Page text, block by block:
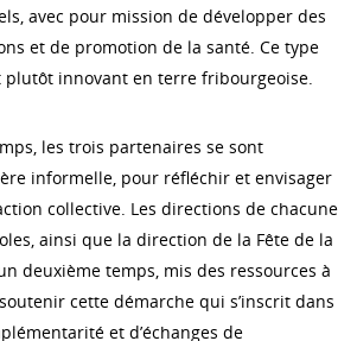
avec pour mission de développer des
et de promotion de la santé. Ce type
plutôt innovant en terre fribourgeoise.
les trois partenaires se sont
informelle, pour réfléchir et envisager
collective. Les directions de chacune
ainsi que la direction de la Fête de la
deuxième temps, mis des ressources à
cette démarche qui s’inscrit dans
et d’échanges de